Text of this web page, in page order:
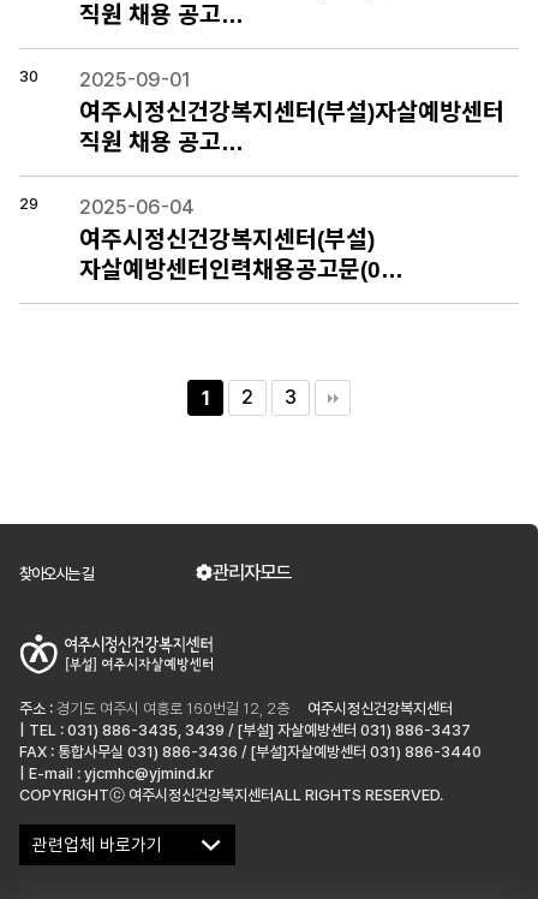
직원 채용 공고…
30
여주시정신건강복지센터(부설)자살예방센터
직원 채용 공고…
2025-09-01
29
여주시정신건강복지센터(부설)
자살예방센터인력채용공고문(0…
2025-06-04
1 2 3
찾아오시는 길 관리자모드
주소 : 경기도 여주시 여흥로 160번길 12, 2층
여주시정신건강복지센터
| TEL : 031) 886-3435, 3439 / [부설] 자살예방센터 031) 886-3437
FAX : 통합사무실 031) 886-3436 / [부설]자살예방센터 031) 886-3440
| E-mail : yjcmhc@yjmind.kr
COPYRIGHTⓒ 여주시정신건강복지센터ALL RIGHTS RESERVED.
관련업체 바로가기